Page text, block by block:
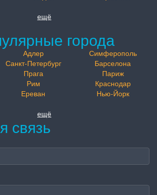
ещё
города
Адлер
Симферополь
Санкт-Петербург
Барселона
Прага
Париж
Рим
Краснодар
Ереван
Нью-Йорк
ещё
связь